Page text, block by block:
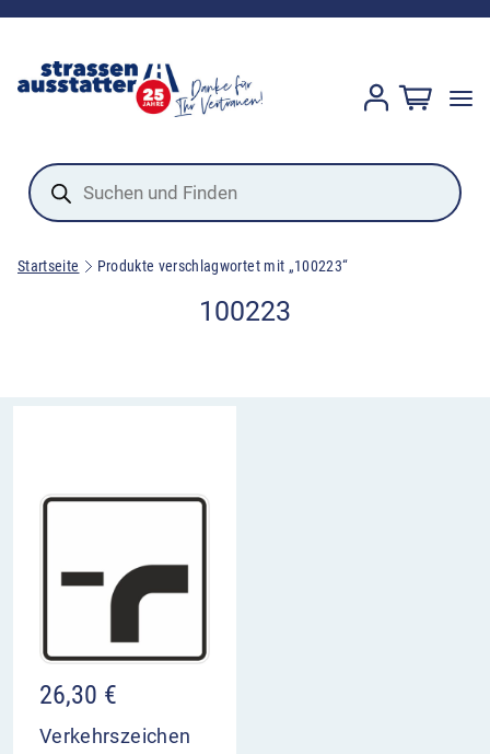
Products
search
Startseite Produkte verschlagwortet mit „100223“
100223
26,30 €
Verkehrszeichen